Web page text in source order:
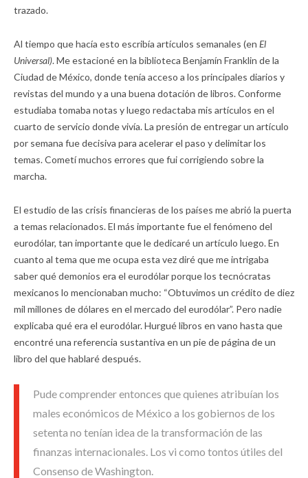
trazado.
Al tiempo que hacía esto escribía artículos semanales (en El
Universal). Me estacioné en la biblioteca Benjamín Franklin de la
Ciudad de México, donde tenía acceso a los principales diarios y
revistas del mundo y a una buena dotación de libros. Conforme
estudiaba tomaba notas y luego redactaba mis artículos en el
cuarto de servicio donde vivía. La presión de entregar un artículo
por semana fue decisiva para acelerar el paso y delimitar los
temas. Cometí muchos errores que fui corrigiendo sobre la
marcha.
El estudio de las crisis financieras de los países me abrió la puerta
a temas relacionados. El más importante fue el fenómeno del
eurodólar, tan importante que le dedicaré un artículo luego. En
cuanto al tema que me ocupa esta vez diré que me intrigaba
saber qué demonios era el eurodólar porque los tecnócratas
mexicanos lo mencionaban mucho: “Obtuvimos un crédito de diez
mil millones de dólares en el mercado del eurodólar”. Pero nadie
explicaba qué era el eurodólar. Hurgué libros en vano hasta que
encontré una referencia sustantiva en un pie de página de un
libro del que hablaré después.
Pude comprender entonces que quienes atribuían los
males económicos de México a los gobiernos de los
setenta no tenían idea de la transformación de las
finanzas internacionales. Los vi como tontos útiles del
Consenso de Washington.